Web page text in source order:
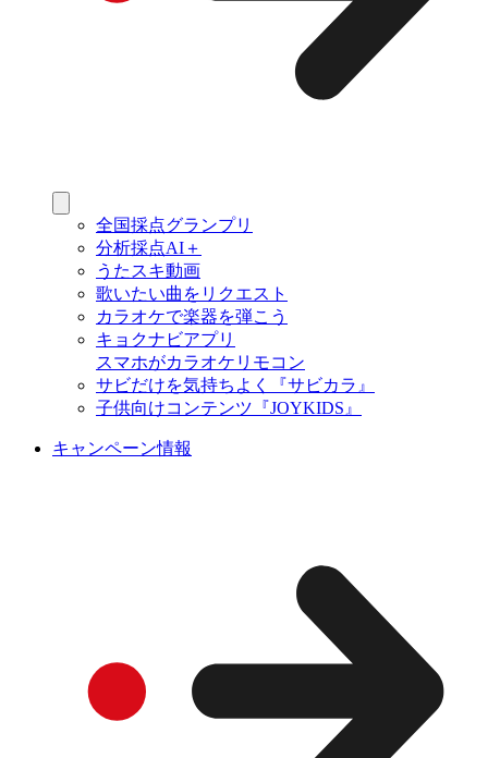
全国採点グランプリ
分析採点AI＋
うたスキ動画
歌いたい曲をリクエスト
カラオケで楽器を弾こう
キョクナビアプリ
スマホがカラオケリモコン
サビだけを気持ちよく『サビカラ』
子供向けコンテンツ『JOYKIDS』
キャンペーン情報